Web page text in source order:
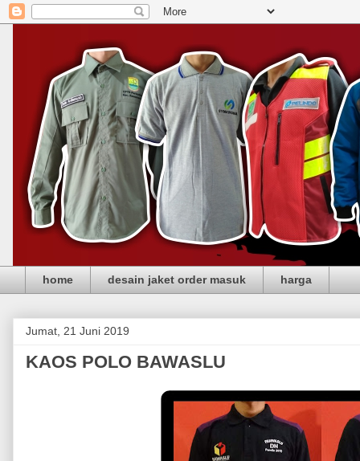
home desain jaket order masuk harga
Jumat, 21 Juni 2019
KAOS POLO BAWASLU